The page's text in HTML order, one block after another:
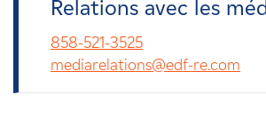
Relations avec les
858-521-3525
mediarelations@edf-re.com